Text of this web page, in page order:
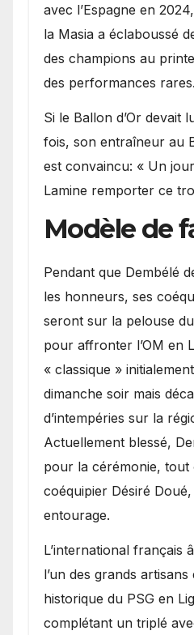
avec l’Espagne en
la Masia a éclaboussé
des champions au
des performances rares.
Si le Ballon d’Or devait
fois, son entraîneur au
est convaincu: « Un
Lamine remporter ce
Modèle de
Pendant que Dembélé
les honneurs, ses
seront sur la pelouse
pour affronter l’OM en
« classique »
dimanche soir mais
d’intempéries sur la
Actuellement blessé,
pour la cérémonie, tout
coéquipier Désiré
entourage.
L’international français
l’un des grands
historique du PSG en
complétant un triplé